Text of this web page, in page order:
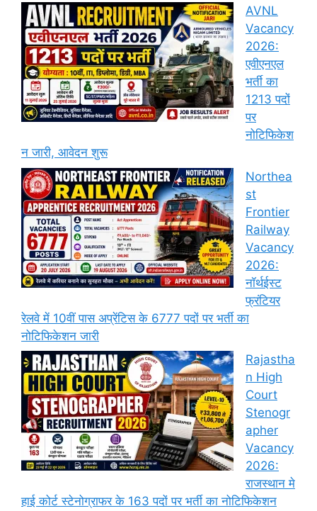
AVNL
Vacancy
2026:
एवीएनएल
भर्ती का
1213 पदों
पर
नोटिफिकेश
न जारी, आवेदन शुरू
Northea
st
Frontier
Railway
Vacancy
2026:
नॉर्थईस्ट
फ्रंटियर
रेलवे में 10वीं पास अप्रेंटिस के 6777 पदों पर भर्ती का
नोटिफिकेशन जारी
Rajastha
n High
Court
Stenogr
apher
Vacancy
2026:
राजस्थान मे
हाई कोर्ट स्टेनोग्राफर के 163 पदों पर भर्ती का नोटिफिकेशन